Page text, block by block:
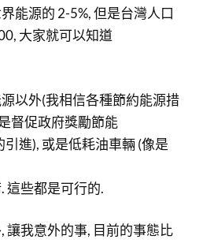
能源的 2-5%, 但是台灣人口
大家就可以知道
以外(我相信各種節約能源措
督促政府獎勵節能
進), 或是低耗油車輛 (像是
這些都是可行的.
讓我意外的事, 目前的事態比